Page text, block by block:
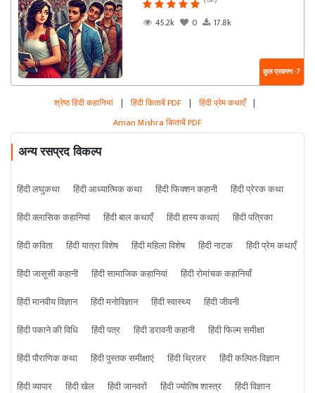
45.2k
0 17.8k
कुल प्रकरण : 7
श्रेष्ठ हिंदी कहानियां | हिंदी किताबें PDF | हिंदी प्रेम कथाएँ |
Aman Mishra किताबें PDF
अन्य रसप्रद विकल्प
हिंदी लघुकथा हिंदी आध्यात्मिक कथा हिंदी फिक्शन कहानी
हिंदी प्रेरक कथा
हिंदी क्लासिक कहानियां
हिंदी बाल कथाएँ हिंदी हास्य कथाएं
हिंदी पत्रिका
हिंदी कविता
हिंदी यात्रा विशेष हिंदी महिला विशेष हिंदी नाटक
हिंदी प्रेम कथाएँ
हिंदी जासूसी कहानी
हिंदी सामाजिक कहानियां
हिंदी रोमांचक कहानियाँ
हिंदी मानवीय विज्ञान
हिंदी मनोविज्ञान हिंदी स्वास्थ्य
हिंदी जीवनी
हिंदी पकाने की विधि
हिंदी पत्र हिंदी डरावनी कहानी
हिंदी फिल्म समीक्षा
हिंदी पौराणिक कथा
हिंदी पुस्तक समीक्षाएं हिंदी थ्रिलर
हिंदी कल्पित-विज्ञान
हिंदी व्यापार
हिंदी खेल हिंदी जानवरों हिंदी ज्योतिष शास्त्र हिंदी विज्ञान